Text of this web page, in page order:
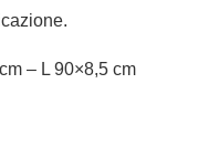
– L 90×8,5 cm